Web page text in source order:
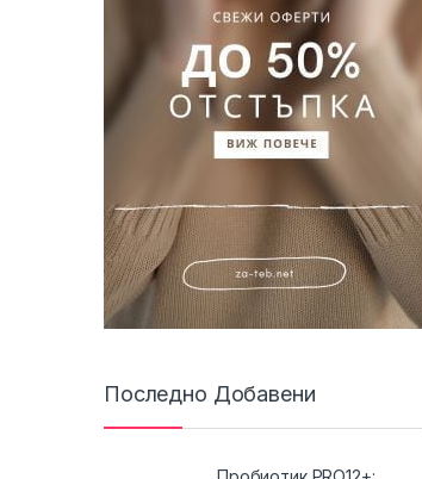
Последно Добавени